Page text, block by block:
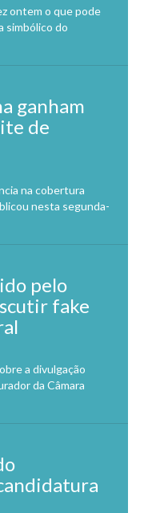
ontem o que pode
simbólico do
ganham
de
na cobertura
nesta segunda-
pelo
fake
a divulgação
da Câmara